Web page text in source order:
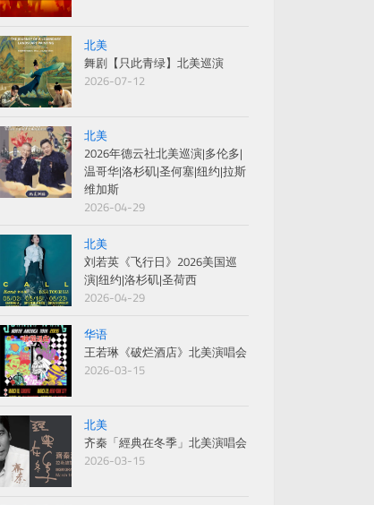
北美
舞剧【只此青绿】北美巡演
2026-07-12
北美
2026年德云社北美巡演|多伦多|
温哥华|洛杉矶|圣何塞|纽约|拉斯
维加斯
2026-04-29
北美
刘若英《飞行日》2026美国巡
演|纽约|洛杉矶|圣荷西
2026-04-29
华语
王若琳《破烂酒店》北美演唱会
2026-03-15
北美
齐秦「經典在冬季」北美演唱会
2026-03-15